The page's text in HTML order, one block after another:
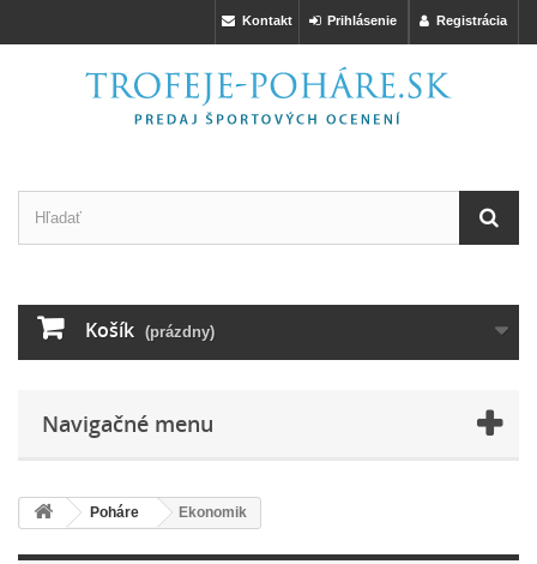
Registrácia
Prihlásenie
Kontakt
Košík (prázdny)
Navigačné menu
Poháre Ekonomik